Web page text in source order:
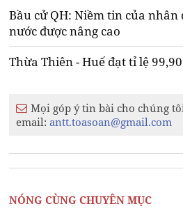
Bầu cử QH: Niềm tin của
nước được nâng cao
Thừa Thiên - Huế đạt tỉ lệ
Mọi góp ý tin bài cho chúng
email:antt.toasoan@gmail.com
NÓNG CÙNG CHUYÊN MỤC